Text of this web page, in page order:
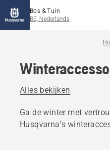
Bos & Tuin
BE, Nederlands
Alles bekijken
Ga de winter met
Husqvarna’s